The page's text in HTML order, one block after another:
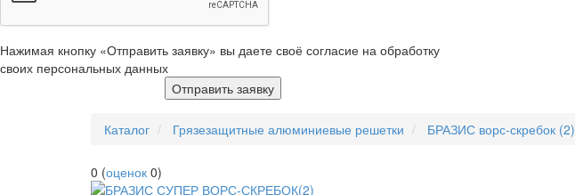
Нажимая кнопку «Отправить заявку» вы даете своё согласие на обработку
своих персональных данных
Отправить заявку
Каталог Грязезащитные алюминиевые решетки БРАЗИС ворс-скребок (2)
0 (оценок 0)